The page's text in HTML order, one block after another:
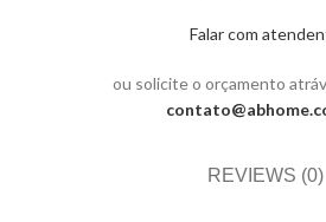
Falar com
ou solicite o orçamento
REVIEWS (0)